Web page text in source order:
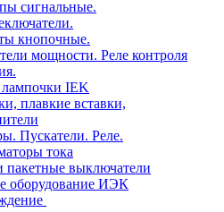
сигнальные.
кнопочные.
мощности. Реле контроля
IEK
плавкие вставки,
Пускатели. Реле.
тока
пакетные выключатели
оборудование ИЭК